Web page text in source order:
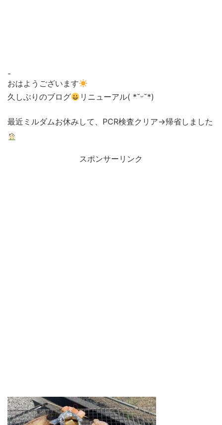
-
おはようございます
久しぶりのブログ
リニューアル( *˘ᵕ˘*)
最近ミルダムお休みして、PCR検査クリア→帰省しました
スポンサーリンク